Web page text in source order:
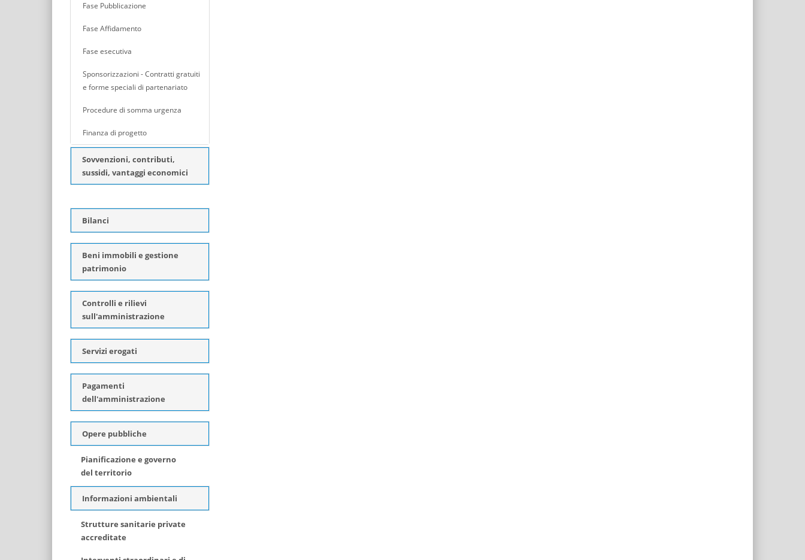
Fase Pubblicazione
Fase Affidamento
Fase esecutiva
Sponsorizzazioni - Contratti gratuiti
e forme speciali di partenariato
Procedure di somma urgenza
Finanza di progetto
Sovvenzioni, contributi,
sussidi, vantaggi economici
Bilanci
Beni immobili e gestione
patrimonio
Controlli e rilievi
sull'amministrazione
Servizi erogati
Pagamenti
dell'amministrazione
Opere pubbliche
Pianificazione e governo
del territorio
Informazioni ambientali
Strutture sanitarie private
accreditate